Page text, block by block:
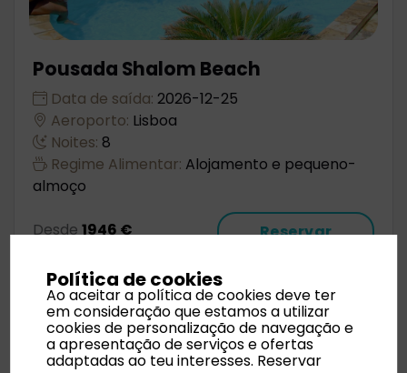
Pousada Shalom Beach
Data de saída: 2026-12-25
Aeroporto: Lisboa
Noites: 8
Regime Alimentar: Alojamento e pequeno-
almoço
Desde1946 € Reservar
Política de cookies
Ao aceitar a política de cookies deve ter
em consideração que estamos a utilizar
cookies de personalização de navegação e
a apresentação de serviços e ofertas
adaptadas ao teu interesses. Reservar